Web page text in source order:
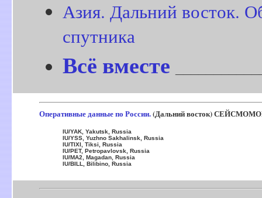
Азия. Дальний восток.
спутника
Всё вместе
Оперативные данные по России.(Дальний восток)
IU/YAK, Yakutsk, Russia
IU/YSS, Yuzhno Sakhalinsk, Russia
IU/TIXI, Tiksi, Russia
IU/PET, Petropavlovsk, Russia
IU/MA2, Magadan, Russia
IU/BILL, Bilibino, Russia